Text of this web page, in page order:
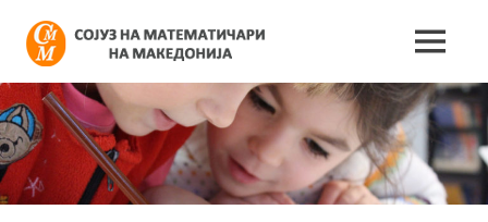
content
на
на
информации
поврзани
со
работата
на
MENU